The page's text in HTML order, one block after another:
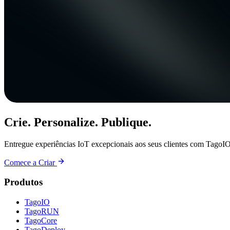
Crie. Personalize. Publique.
Entregue experiências IoT excepcionais aos seus clientes com
Comece a Criar
Produtos
TagoIO
TagoRUN
TagoCore